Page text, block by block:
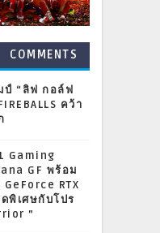
COMMENTS
ป์ “ลิฟ กอล์ฟ
คว้า
Gaming
GF พร้อม
RTX
พิเศษกับโปร
”